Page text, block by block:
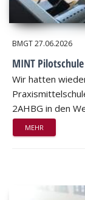
BMGT27.06.2026
MINT
Wir hatten
2AHBG in den
MEHR